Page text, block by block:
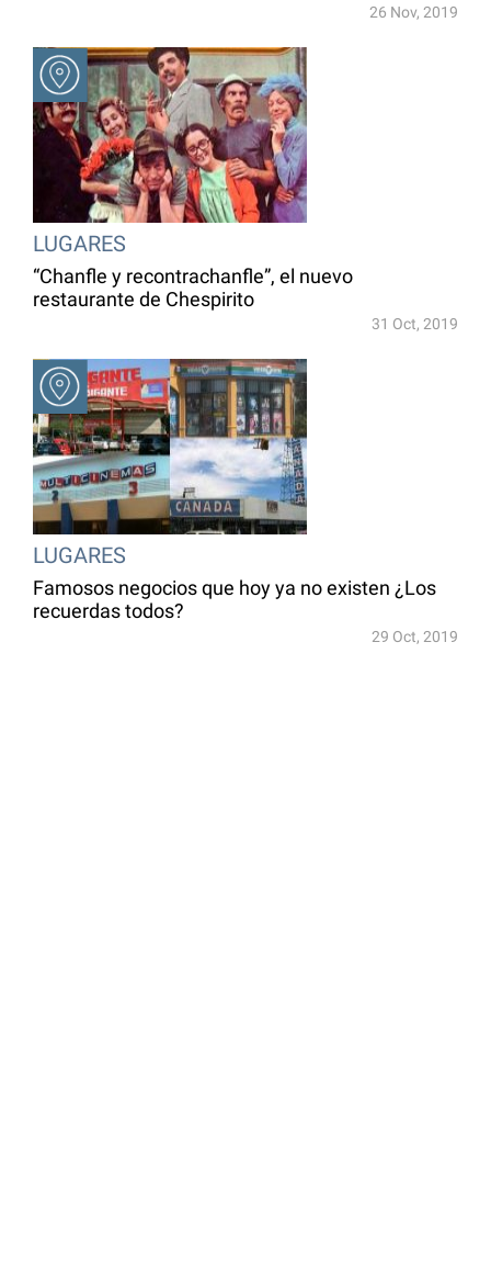
26 Nov, 2019
LUGARES
“Chanfle y recontrachanfle”, el nuevo
restaurante de Chespirito
31 Oct, 2019
LUGARES
Famosos negocios que hoy ya no existen ¿Los
recuerdas todos?
29 Oct, 2019